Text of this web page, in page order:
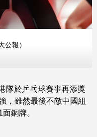
公報）
隊於乒乓球賽事再添獎
，雖然最後不敵中國組
銅牌。